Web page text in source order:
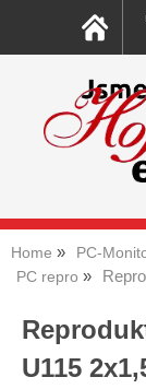
Home PC-
PC repro
U115